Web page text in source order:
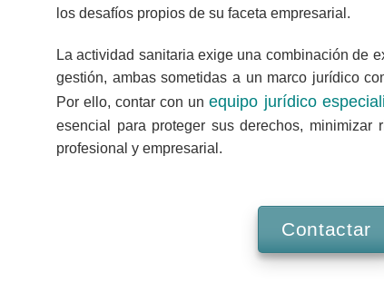
los desafíos propios de su faceta empresarial.
La actividad sanitaria exige una combinación de
gestión, ambas sometidas a un marco jurídico
Por ello, contar con unequipo jurídico
esencial para proteger sus derechos, minimizar
profesional y empresarial.
Contactar